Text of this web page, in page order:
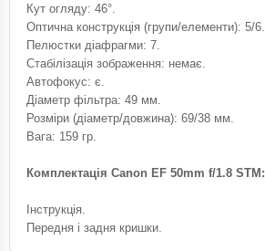
Кут огляду: 46°.
Оптична конструкція (групи/елементи): 5/6.
Пелюстки діафрагми: 7.
Стабілізація зображення: немає.
Автофокус: є.
Діаметр фільтра: 49 мм.
Розміри (діаметр/довжина): 69/38 мм.
Вага: 159 гр.
Комплектація Canon EF 50mm f/1.8 STM:
Інструкція.
Передня і задня кришки.